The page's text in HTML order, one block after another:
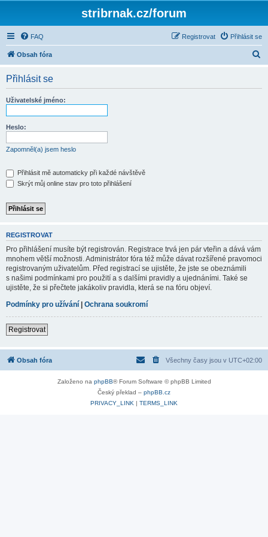
stribrnak.cz/forum
FAQ Přihlásit se
Registrovat
Obsah fóra
Přihlásit se
Uživatelské jméno:
Heslo:
Zapomněl(a) jsem heslo
Přihlásit mě automaticky při každé návštěvě
Skrýt můj online stav pro toto přihlášení
REGISTROVAT
Pro přihlášení musíte být registrován. Registrace trvá jen pár vteřin a dává vám
mnohem větší možnosti. Administrátor fóra též může dávat rozšířené pravomoci
registrovaným uživatelům. Před registrací se ujistěte, že jste se obeznámili
s našimi podmínkami pro použití a s dalšími pravidly a ujednáními. Také se
ujistěte, že si přečtete jakákoliv pravidla, která se na fóru objeví.
Podmínky pro užívání | Ochrana soukromí
Registrovat
Obsah fóra Všechny časy jsou v UTC+02:00
Založeno na phpBB® Forum Software © phpBB Limited
Český překlad – phpBB.cz
PRIVACY_LINK | TERMS_LINK